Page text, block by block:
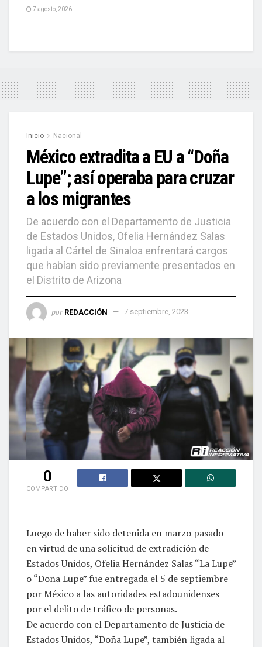
7 agosto, 2026
Inicio Nacional
México extradita a EU a “Doña
Lupe”; así operaba para cruzar
a los migrantes
De acuerdo con el Departamento de Justicia
de Estados Unidos, Ofelia Hernández Salas
ligada al Cártel de Sinaloa enfrentará cargos
que habían sido previamente presentados en
el Distrito de Arizona
por REDACCIÓN 7 septiembre, 2023
0
COMPARTIDO
Luego de haber sido detenida en marzo pasado
en virtud de una solicitud de extradición de
Estados Unidos, Ofelia Hernández Salas “La Lupe”
o “Doña Lupe” fue entregada el 5 de septiembre
por México a las autoridades estadounidenses
por el delito de tráfico de personas.
De acuerdo con el Departamento de Justicia de
Estados Unidos, “Doña Lupe”, también ligada al